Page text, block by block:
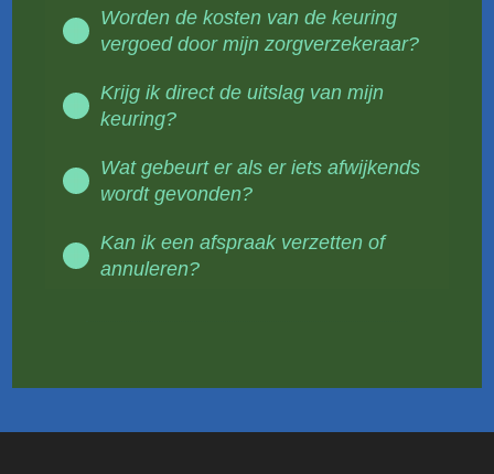
Worden de kosten van de keuring
vergoed door mijn zorgverzekeraar?
Krijg ik direct de uitslag van mijn
keuring?
Wat gebeurt er als er iets afwijkends
wordt gevonden?
Kan ik een afspraak verzetten of
annuleren?